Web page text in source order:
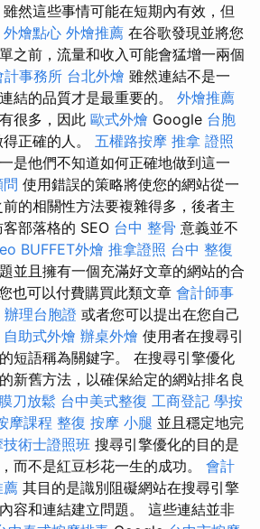
然這些事情可能在短期內有效，但
外燴點心 外燴推薦 在谷歌發現並將您
之前，流量和收入可能會猛增一兩個
計事務所 台北外燴 雖然連結不是一
結的品質才是最重要的。 外燴推薦
很多，因此 歐式外燴 Google 台胞
正確的人。 五權路按摩 推拿 證照
是他們不知道如何正確地做到這一
使用錯誤的策略將使您的網站從一
的相關性方法要複雜得多，後者主
部落格的 SEO 台中 整骨 意義並不
BUFFET外燴 推拿證照 台中 整復
並且擁有一個充滿好文章的網站的合
也可以付費購買此類文章 會計師事
辦理台胞證 或者您可以提出在您自己
自助式外燴 辦桌外燴 使用者在搜尋引
短語稱為關鍵字。 在搜尋引擎優化
新舊方法，以確保給定的網站排名良
刀放鬆 台中美式整復 工商登記 學按
摩課程 整復 按摩 小腿 並且穩定地完
技術士證照班 搜尋引擎優化的目的是
而不是紅豆杉花一生的成功。 會計
薦 其目的是識別阻礙網站在搜尋引擎
容和連結建立問題。 這些連結並非